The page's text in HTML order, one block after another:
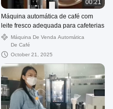
00:21
Máquina automática de café com
leite fresco adequada para cafeterias
Máquina De Venda Automática
De Café
October 21, 2025